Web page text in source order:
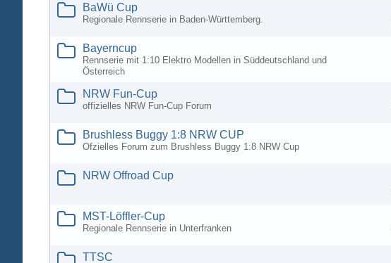
BaWü Cup
Regionale Rennserie in Baden-Württemberg.
Bayerncup
Rennserie mit 1:10 Elektro Modellen in Süddeutschland und
Österreich
NRW Fun-Cup
offizielles NRW Fun-Cup Forum
Brushless Buggy 1:8 NRW CUP
Ofzielles Forum zum Brushless Buggy 1:8 NRW Cup
NRW Offroad Cup
MST-Löffler-Cup
Regionale Rennserie in Unterfranken
TTSC